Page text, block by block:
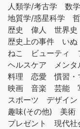
人類学/考古学
数学
地質学/惑星科学
歴史
偉人 世界史
歴史上の事件
いぬ
ねこ
ビューティ
ヘルスケア
メンタ
料理
恋愛 慣習・
映画
音楽 芸能
スポーツ
デザイン
趣味(その他)
美術
プレゼント
現代社